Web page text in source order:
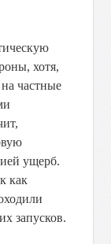
хотя,
частные
ущерб.
как
запусков.